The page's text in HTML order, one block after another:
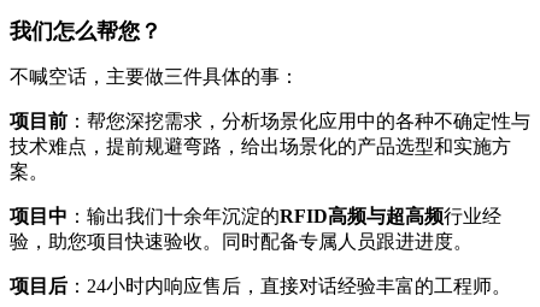
我们怎么帮您？
不喊空话，主要做三件具体的事：
项目前 ：帮您深挖需求，分析场景化应用中的各种不确定性与
技术难点，提前规避弯路，给出场景化的产品选型和实施方
案。
项目中 ：输出我们十余年沉淀的RFID高频与超高频行业经
验，助您项目快速验收。同时配备专属人员跟进进度。
项目后 ：24小时内响应售后，直接对话经验丰富的工程师。